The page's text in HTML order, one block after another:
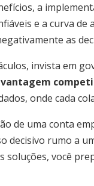
a
e a curva
as
invista em
vantagem
onde cada
de uma conta
decisivo rumo a
soluções, você